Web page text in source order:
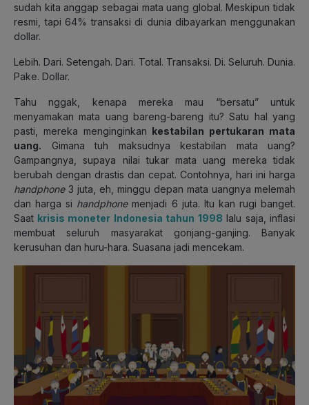
sudah kita anggap sebagai mata uang global. Meskipun tidak
resmi, tapi 64% transaksi di dunia dibayarkan menggunakan
dollar.
Lebih. Dari. Setengah. Dari. Total. Transaksi. Di. Seluruh. Dunia.
Pake. Dollar.
Tahu nggak, kenapa mereka mau “bersatu” untuk
menyamakan mata uang bareng-bareng itu? Satu hal yang
pasti, mereka menginginkan kestabilan pertukaran mata
uang. Gimana tuh maksudnya kestabilan mata uang?
Gampangnya, supaya nilai tukar mata uang mereka tidak
berubah dengan drastis dan cepat. Contohnya, hari ini harga
handphone 3 juta, eh, minggu depan mata uangnya melemah
dan harga si handphone menjadi 6 juta. Itu kan rugi banget.
Saat krisis moneter Indonesia tahun 1998 lalu saja, inflasi
membuat seluruh masyarakat gonjang-ganjing. Banyak
kerusuhan dan huru-hara. Suasana jadi mencekam.